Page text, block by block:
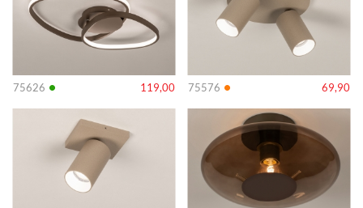
75626 • 119,00 75576 • 69,90
Info Info